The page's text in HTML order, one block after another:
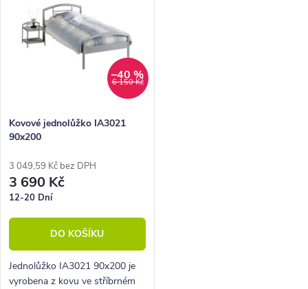
6 150 Kč
–40 %
Kovové jednolůžko IA3021
90x200
3 049,59 Kč bez DPH
3 690 Kč
12-20 Dní
DO KOŠÍKU
Jednolůžko IA3021 90x200 je
vyrobena z kovu ve stříbrném